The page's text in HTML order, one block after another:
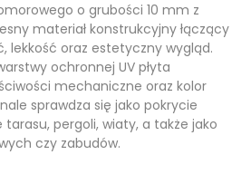
o grubości 10 mm z
materiał konstrukcyjny łączący
lekkość oraz estetyczny wygląd.
ochronnej UV płyta
mechaniczne oraz kolor
sprawdza się jako pokrycie
pergoli, wiaty, a także jako
czy zabudów.